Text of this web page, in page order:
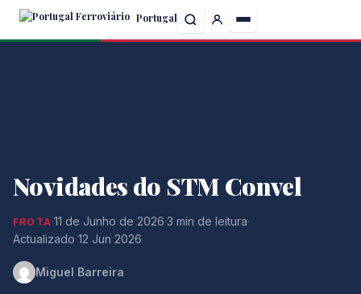
Skip
Portugal
Novidades do STM Convel
FROTA·11 de Junho de 2026·3 min de leitura·
Actualizado 12 Jun 2026
Miguel Barreira